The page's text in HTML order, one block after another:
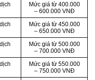
Mức giá từ 400.000
– 600.000 VNĐ
Mức giá từ 450.000
– 650.000 VNĐ
Mức giá từ 500.000
– 700.000 VNĐ
Mức giá từ 550.000
– 750.000 VNĐ